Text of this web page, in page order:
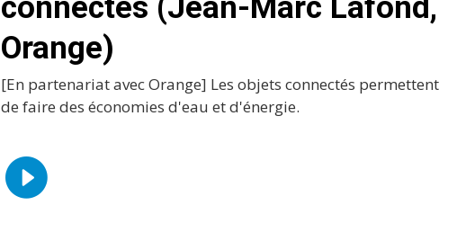
connectés (Jean-Marc Lafond,
Orange)
[En partenariat avec Orange] Les objets connectés permettent
de faire des économies d'eau et d'énergie.